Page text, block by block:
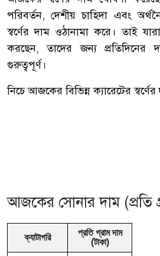
পরিবর্তন, দেশীয় চাহিদা এবং
স্বর্ণের দাম ওঠানামা করে। তাই
করছেন, তাদের জন্য প্রতিদিনের
গুরুত্বপূর্ণ।
নিচে আজকের বিভিন্ন ক্যারেটের
আজকের সোনার দাম (প্রতি
ক্যাটাগরি
প্রতি গ্রাম দাম
(টাকা)